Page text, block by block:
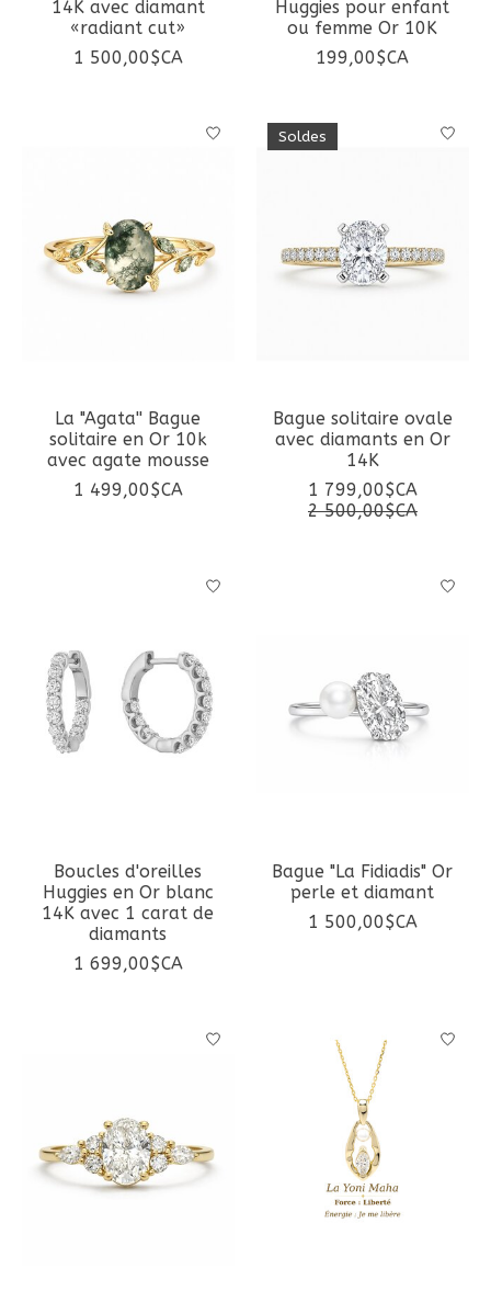
14K avec diamant
«radiant cut»
1 500,00$CA
Huggies pour enfant
ou femme Or 10K
199,00$CA
La "Agata'' Bague
solitaire en Or 10k
avec agate mousse
1 499,00$CA
Soldes
Bague solitaire ovale
avec diamants en Or
14K
1 799,00$CA
2 500,00$CA
Boucles d'oreilles
Huggies en Or blanc
14K avec 1 carat de
diamants
1 699,00$CA
Bague "La Fidiadis" Or
perle et diamant
1 500,00$CA